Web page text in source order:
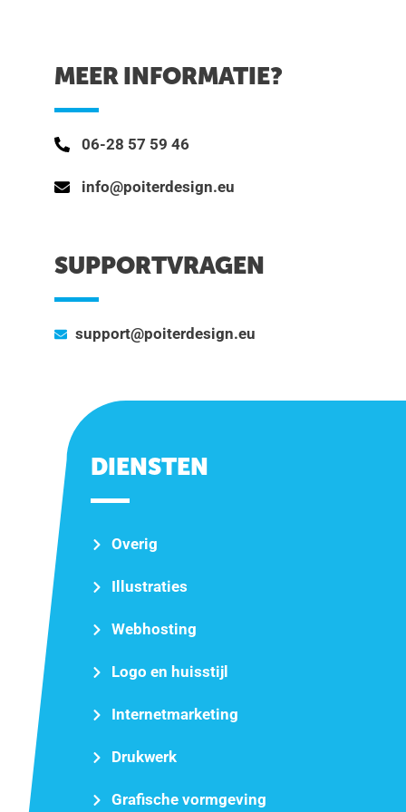
MEER INFORMATIE?
06-28 57 59 46
info@poiterdesign.eu
SUPPORTVRAGEN
support@poiterdesign.eu
DIENSTEN
Overig
Illustraties
Webhosting
Logo en huisstijl
Internetmarketing
Drukwerk
Grafische vormgeving